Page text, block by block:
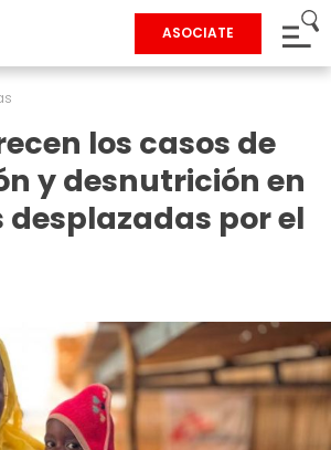
ASOCIATE
los casos de
y desnutrición en
desplazadas por el